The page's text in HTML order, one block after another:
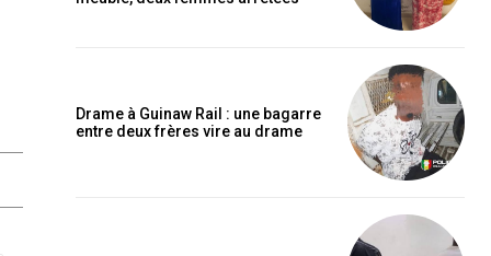
Drame à Guinaw Rail : une bagarre
entre deux frères vire au drame